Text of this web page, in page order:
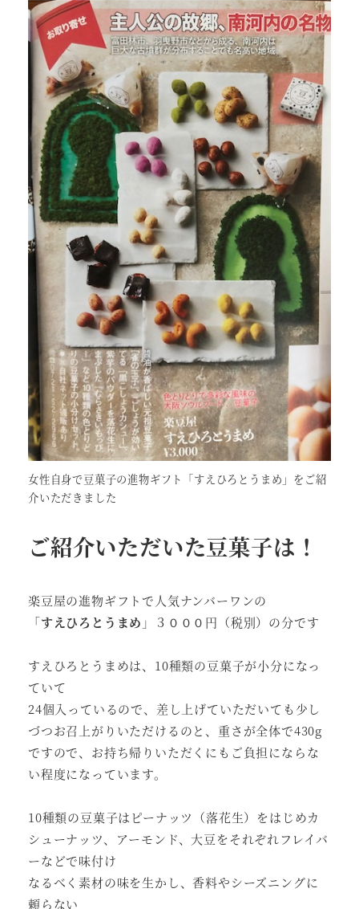
女性自身で豆菓子の進物ギフト「すえひろとうまめ」をご紹
介いただきました
ご紹介いただいた豆菓子は！
楽豆屋の進物ギフトで人気ナンバーワンの
「すえひろとうまめ 」３０００円（税別）の分です
すえひろとうまめは、10種類の豆菓子が小分になっ
ていて
24個入っているので、差し上げていただいても少し
づつお召上がりいただけるのと、重さが全体で430g
ですので、お持ち帰りいただくにもご負担にならな
い程度になっています。
10種類の豆菓子はピーナッツ（落花生）をはじめカ
シューナッツ、アーモンド、大豆をそれぞれフレイバ
ーなどで味付け
なるべく素材の味を生かし、香料やシーズニングに
頼らない